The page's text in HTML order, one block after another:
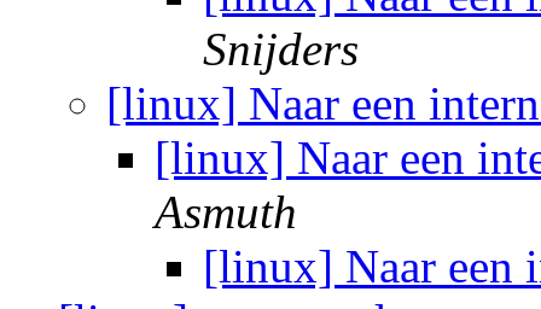
Snijders
[linux] Naar een
[linux] Naar een
Asmuth
[linux] Naar een